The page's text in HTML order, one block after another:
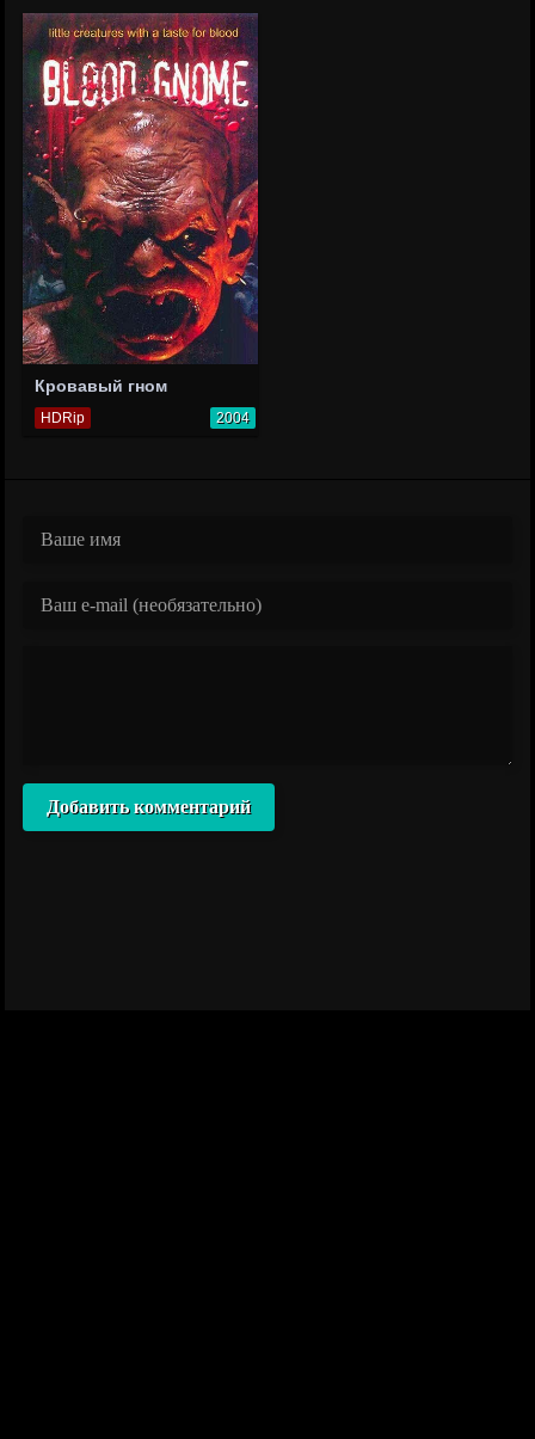
Кровавый гном
HDRip 2004
Добавить комментарий